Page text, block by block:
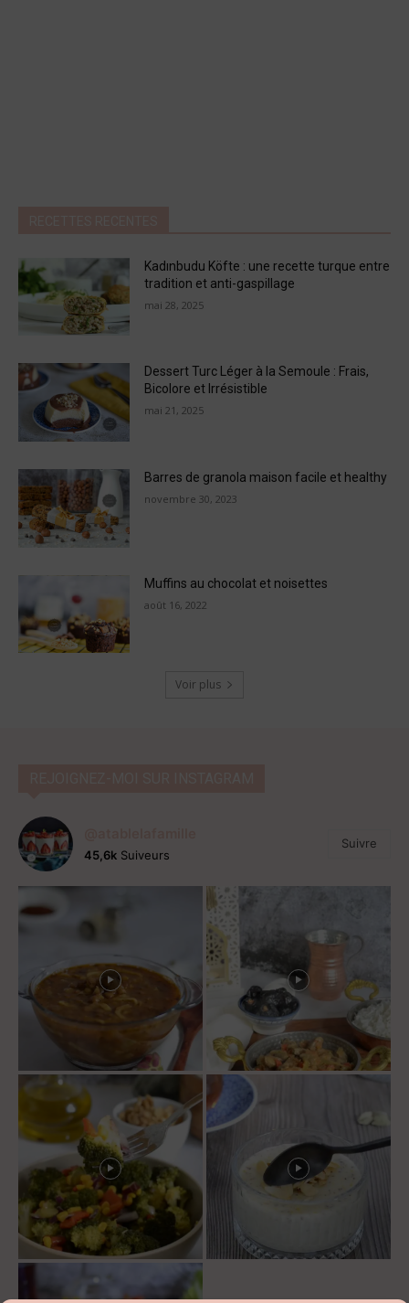
Kadınbudu Köfte : une recette turque entre
tradition et anti-gaspillage
mai 28, 2025
Dessert Turc Léger à la Semoule : Frais,
Bicolore et Irrésistible
mai 21, 2025
Barres de granola maison facile et healthy
novembre 30, 2023
Muffins au chocolat et noisettes
août 16, 2022
Voir plus
45,6k Suiveurs
Suivre